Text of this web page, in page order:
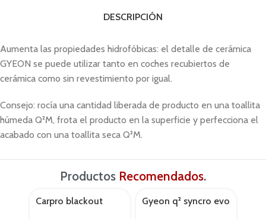
DESCRIPCIÓN
Aumenta las propiedades hidrofóbicas: el detalle de cerámica
GYEON se puede utilizar tanto en coches recubiertos de
cerámica como sin revestimiento por igual.
Consejo: rocía una cantidad liberada de producto en una toallita
húmeda Q²M, frota el producto en la superficie y perfecciona el
acabado con una toallita seca Q²M.
Productos Recomendados.
Carpro blackout
Gyeon q² syncro evo